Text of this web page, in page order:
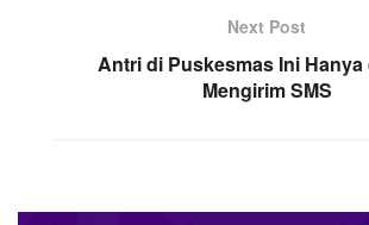
Next Post
Antri di Puskesmas Ini Hanya
Mengirim SMS